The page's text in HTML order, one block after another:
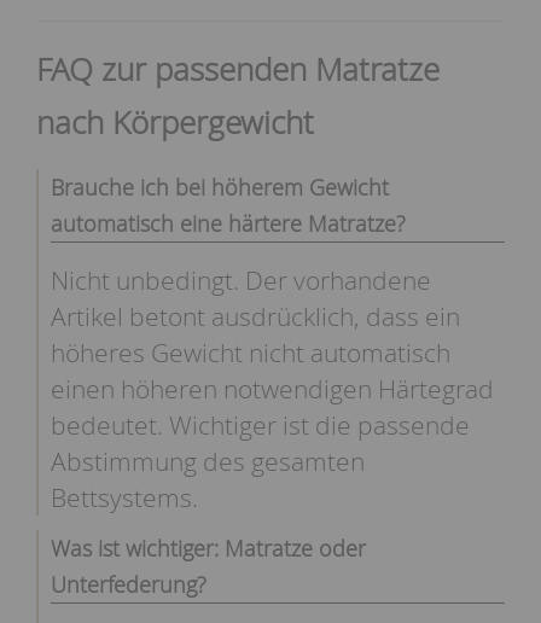
FAQ zur passenden Matratze
nach Körpergewicht
Brauche ich bei höherem Gewicht
automatisch eine härtere Matratze?
Nicht unbedingt. Der vorhandene
Artikel betont ausdrücklich, dass ein
höheres Gewicht nicht automatisch
einen höheren notwendigen Härtegrad
bedeutet. Wichtiger ist die passende
Abstimmung des gesamten
Bettsystems.
Was ist wichtiger: Matratze oder
Unterfederung?